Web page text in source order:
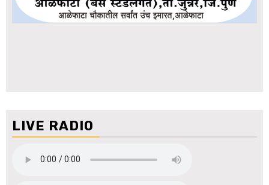
LIVE RADIO